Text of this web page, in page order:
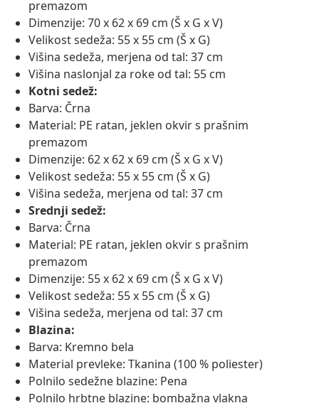
premazom
Dimenzije: 70 x 62 x 69 cm (Š x G x V)
Velikost sedeža: 55 x 55 cm (Š x G)
Višina sedeža, merjena od tal: 37 cm
Višina naslonjal za roke od tal: 55 cm
Kotni sedež:
Barva: Črna
Material: PE ratan, jeklen okvir s prašnim
premazom
Dimenzije: 62 x 62 x 69 cm (Š x G x V)
Velikost sedeža: 55 x 55 cm (Š x G)
Višina sedeža, merjena od tal: 37 cm
Srednji sedež:
Barva: Črna
Material: PE ratan, jeklen okvir s prašnim
premazom
Dimenzije: 55 x 62 x 69 cm (Š x G x V)
Velikost sedeža: 55 x 55 cm (Š x G)
Višina sedeža, merjena od tal: 37 cm
Blazina:
Barva: Kremno bela
Material prevleke: Tkanina (100 % poliester)
Polnilo sedežne blazine: Pena
Polnilo hrbtne blazine: bombažna vlakna